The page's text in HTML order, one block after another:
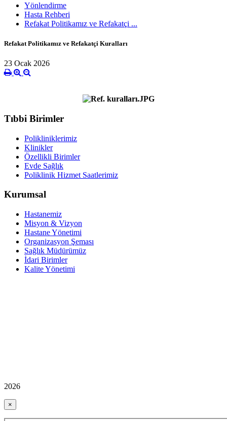
Yönlendirme
Hasta Rehberi
Refakat Politikamız ve Refakatçi ...
Refakat Politikamız ve Refakatçi Kuralları
23 Ocak 2026
Tıbbi Birimler
Polikliniklerimiz
Klinikler
Özellikli Birimler
Evde Sağlık
Poliklinik Hizmet Saatlerimiz
Kurumsal
Hastanemiz
Misyon & Vizyon
Hastane Yönetimi
Organizasyon Şeması
Sağlık Müdürümüz
İdari Birimler
Kalite Yönetimi
2026
×